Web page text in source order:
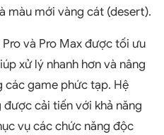
màu mới vàng cát (desert).
Pro và Pro Max được tối ưu
xử lý nhanh hơn và nâng
các game phức tạp. Hệ
cải tiến với khả năng
vụ các chức năng độc